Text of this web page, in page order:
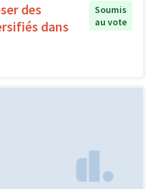
des
dans
Soumis
au vote